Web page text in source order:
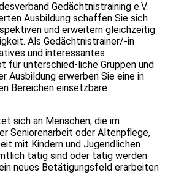
Gedächtnistraining e.V.
Ausbildung schaffen Sie sich
und erweitern gleichzeitig
Als Gedächtnistrainer/-in
und interessantes
für unterschied-liche Gruppen und
Ausbildung erwerben Sie eine in
Bereichen einsetzbare
sich an Menschen, die im
Seniorenarbeit oder Altenpflege,
mit Kindern und Jugendlichen
tätig sind oder tätig werden
neues Betätigungsfeld erarbeiten